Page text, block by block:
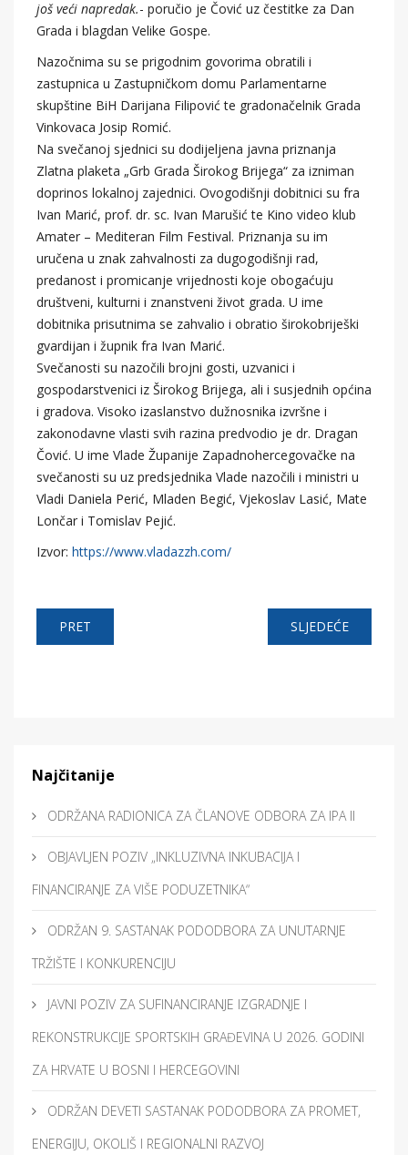
još veći napredak.- poručio je Čović uz čestitke za Dan
Grada i blagdan Velike Gospe.
Nazočnima su se prigodnim govorima obratili i
zastupnica u Zastupničkom domu Parlamentarne
skupštine BiH Darijana Filipović te gradonačelnik Grada
Vinkovaca Josip Romić.
Na svečanoj sjednici su dodijeljena javna priznanja
Zlatna plaketa „Grb Grada Širokog Brijega“ za izniman
doprinos lokalnoj zajednici. Ovogodišnji dobitnici su fra
Ivan Marić, prof. dr. sc. Ivan Marušić te Kino video klub
Amater – Mediteran Film Festival. Priznanja su im
uručena u znak zahvalnosti za dugogodišnji rad,
predanost i promicanje vrijednosti koje obogaćuju
društveni, kulturni i znanstveni život grada. U ime
dobitnika prisutnima se zahvalio i obratio širokobriješki
gvardijan i župnik fra Ivan Marić.
Svečanosti su nazočili brojni gosti, uzvanici i
gospodarstvenici iz Širokog Brijega, ali i susjednih općina
i gradova. Visoko izaslanstvo dužnosnika izvršne i
zakonodavne vlasti svih razina predvodio je dr. Dragan
Čović. U ime Vlade Županije Zapadnohercegovačke na
svečanosti su uz predsjednika Vlade nazočili i ministri u
Vladi Daniela Perić, Mladen Begić, Vjekoslav Lasić, Mate
Lončar i Tomislav Pejić.
Izvor: https://www.vladazzh.com/
PRET SLJEDEĆE
Najčitanije
ODRŽANA RADIONICA ZA ČLANOVE ODBORA ZA IPA II
OBJAVLJEN POZIV „INKLUZIVNA INKUBACIJA I
FINANCIRANJE ZA VIŠE PODUZETNIKA“
ODRŽAN 9. SASTANAK PODODBORA ZA UNUTARNJE
TRŽIŠTE I KONKURENCIJU
JAVNI POZIV ZA SUFINANCIRANJE IZGRADNJE I
REKONSTRUKCIJE SPORTSKIH GRAĐEVINA U 2026. GODINI
ZA HRVATE U BOSNI I HERCEGOVINI
ODRŽAN DEVETI SASTANAK PODODBORA ZA PROMET,
ENERGIJU, OKOLIŠ I REGIONALNI RAZVOJ